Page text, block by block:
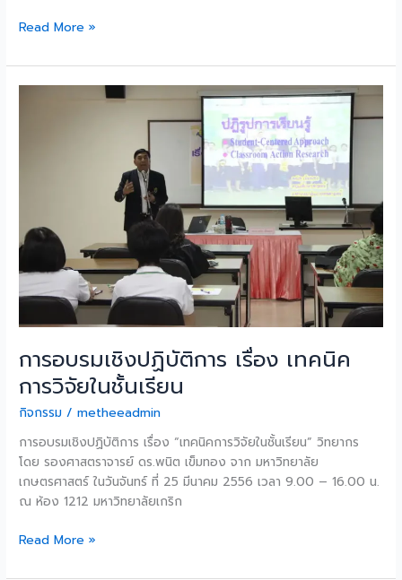
Read More »
การอบรมเชิงปฏิบัติการ เรื่อง เทคนิค
การวิจัยในชั้นเรียน
กิจกรรม /metheeadmin
การอบรมเชิงปฏิบัติการ เรื่อง “เทคนิคการวิจัยในชั้นเรียน” วิทยากร
โดย รองศาสตราจารย์ ดร.พนิต เข็มทอง จาก มหาวิทยาลัย
เกษตรศาสตร์ ในวันจันทร์ ที่ 25 มีนาคม 2556 เวลา 9.00 – 16.00 น.
ณ ห้อง 1212 มหาวิทยาลัยเกริก
การ
วิจัย
ใน
ชั้น
Read More »